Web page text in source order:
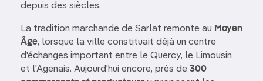
depuis des siècles.
La tradition marchande de Sarlat remonte au Moyen
Âge, lorsque la ville constituait déjà un centre
d'échanges important entre le Quercy, le Limousin
et l'Agenais. Aujourd'hui encore, près de 300